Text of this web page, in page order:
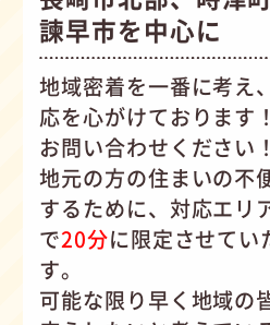
諫早市を中心に
地域密着を一番に考え
応を心がけております
お問い合わせください！
地元の方の住まいの不
するために、対応エリ
で20分に限定させてい
す。
可能な限り早く地域の